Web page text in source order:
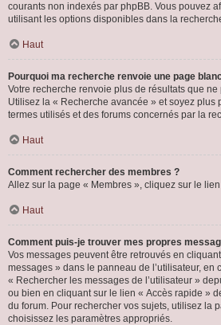
courants non indexés par phpBB. Vous pouvez
utilisant les options disponibles dans la
Haut
Pourquoi ma recherche renvoie une page
Votre recherche renvoie plus de résultats que
Utilisez la « Recherche avancée » et soyez plus
termes utilisés et des forums concernés par la
Haut
Comment rechercher des membres ?
Allez sur la page « Membres », cliquez sur le
Haut
Comment puis-je trouver mes propres
Vos messages peuvent être retrouvés en
messages » dans le panneau de l’utilisateur, en
« Rechercher les messages de l’utilisateur »
ou bien en cliquant sur le lien « Accès rapide »
du forum. Pour rechercher vos sujets, utilisez la
choisissez les paramètres appropriés.